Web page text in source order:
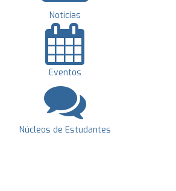
Notícias
Eventos
Núcleos de Estudantes